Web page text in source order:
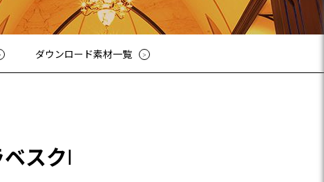
リーズ
T-85手摺子シリーズ
ド門扉
ュー（フェンス）
ディングゲートL・オートスライ
ングゲートL
03-3764-5811 メールでのお問合せ
ダウンロード素材一覧
スクⅠ